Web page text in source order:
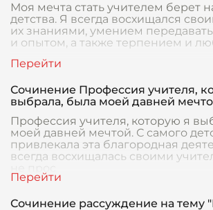
Моя мечта стать учителем берет
детства. Я всегда восхищался
их знаниями, умением
и опытом, а также терпением и
Сочинение Профессия учителя,
выбрала, была моей давней
Профессия учителя, которую я
моей давней мечтой. С самого
привлекала эта благородная
всегда восхищалась своими
Сочинение рассуждение на тему